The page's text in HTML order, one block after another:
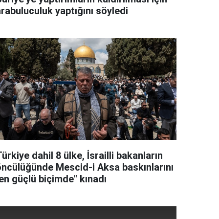
yaptığını söyledi
dahil 8 ülke, İsrailli bakanların
Mescid-i Aksa baskınlarını
güçlü biçimde" kınadı